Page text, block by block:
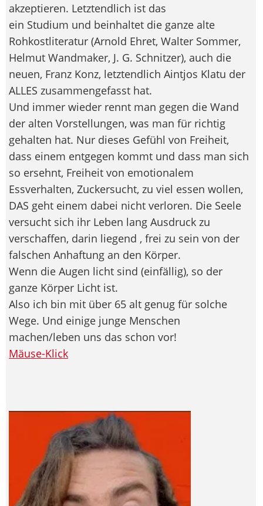
akzeptieren. Letztendlich ist das
ein Studium und beinhaltet die ganze alte
Rohkostliteratur (Arnold Ehret, Walter Sommer,
Helmut Wandmaker, J. G. Schnitzer), auch die
neuen, Franz Konz, letztendlich Aintjos Klatu der
ALLES zusammengefasst hat.
Und immer wieder rennt man gegen die Wand
der alten Vorstellungen, was man für richtig
gehalten hat. Nur dieses Gefühl von Freiheit,
dass einem entgegen kommt und dass man sich
so ersehnt, Freiheit von emotionalem
Essverhalten, Zuckersucht, zu viel essen wollen,
DAS geht einem dabei nicht verloren. Die Seele
versucht sich ihr Leben lang Ausdruck zu
verschaffen, darin liegend , frei zu sein von der
falschen Anhaftung an den Körper.
Wenn die Augen licht sind (einfällig), so der
ganze Körper Licht ist.
Also ich bin mit über 65 alt genug für solche
Wege. Und einige junge Menschen
machen/leben uns das schon vor!
Mäuse-Klick